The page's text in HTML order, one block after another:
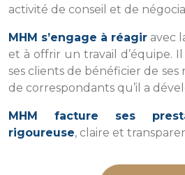
activité de conseil et de
MHM s’engage à réagir avec
et à offrir un travail d’équipe.
ses clients de bénéficier de
de correspondants qu’il a
MHM facture ses
rigoureuse, claire et